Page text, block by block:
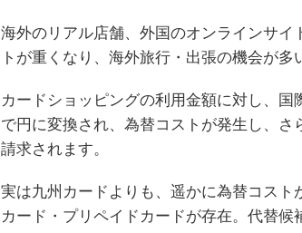
海外のリアル店舗、外国のオンラインサイ
トが重くなり、海外旅行・出張の機会が多
カードショッピングの利用金額に対し、国
で円に変換され、為替コストが発生し、
請求されます。
実は九州カードよりも、遥かに為替コスト
カード・プリペイドカードが存在。代替候